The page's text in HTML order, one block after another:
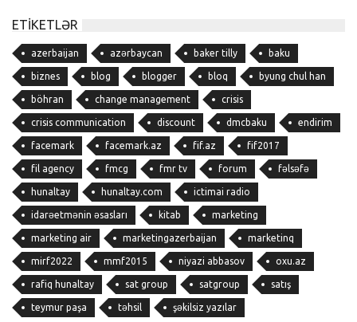
ETIKETLƏR
azerbaijan azərbaycan baker tilly baku
biznes blog blogger bloq byung chul han
böhran change management crisis
crisis communication discount dmcbaku endirim
facemark facemark.az fif.az fif2017
fil agency fmcg fmr tv forum fəlsəfə
hunaltay hunaltay.com ictimai radio
idarəetmənin əsasları kitab marketing
marketing air marketingazerbaijan marketinq
mirf2022 mmf2015 niyazi abbasov oxu.az
rafiq hunaltay sat group satgroup satış
teymur paşa təhsil şəkilsiz yazılar